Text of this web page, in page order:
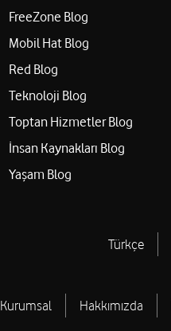
FreeZone Blog
Mobil Hat Blog
Red Blog
Teknoloji Blog
Toptan Hizmetler Blog
İnsan Kaynakları Blog
Yaşam Blog
Türkçe
Kurumsal Hakkımızda